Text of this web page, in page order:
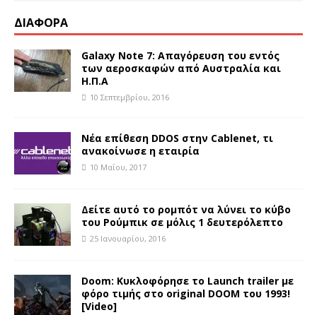
ΔΙΑΦΟΡΑ
Galaxy Note 7: Απαγόρευση του εντός
των αεροσκαφών από Αυστραλία και
Η.Π.Α
10 Σεπτεμβρίου, 2016
Νέα επίθεση DDOS στην Cablenet, τι
ανακοίνωσε η εταιρία
10 Μαΐου, 2017
Δείτε αυτό το ρομπότ να λύνει το κύβο
του Ρούμπικ σε μόλις 1 δευτερόλεπτο
25 Ιανουαρίου, 2016
Doom: Κυκλοφόρησε το Launch trailer με
φόρο τιμής στο original DOOM του 1993!
[Video]